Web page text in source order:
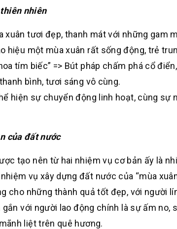
nhiên
xuân tươi đẹp, thanh mát với những gam
hiệu một mùa xuân rất sống động, trẻ
tím biếc” => Bút pháp chấm phá cổ
bình, tươi sáng vô cùng.
hiện sự chuyển động linh hoạt, cùng sự
của đất nước
tạo nên từ hai nhiệm vụ cơ bản ấy là
vụ xây dựng đất nước của “mùa
cho những thành quả tốt đẹp, với người
với người lao động chính là sự ấm no,
liệt trên quê hương.